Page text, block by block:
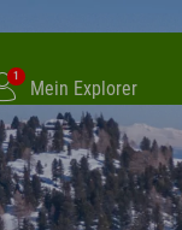
1
Mein Explorer